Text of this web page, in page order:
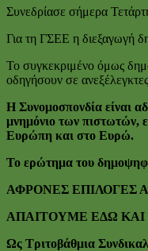
Συνεδρίασε σήμερα
Για τη ΓΣΕΕ η διεξαγωγή
Το συγκεκριμένο όμως
οδηγήσουν σε
Η Συνομοσπονδία είναι
μνημόνιο των πιστωτών,
Ευρώπη και στο Ευρώ.
Το ερώτημα του
ΑΦΡΟΝΕΣ ΕΠΙΛΟΓΕΣ
ΑΠΑΙΤΟΥΜΕ ΕΔΩ
Ως Τριτοβάθμια